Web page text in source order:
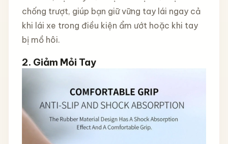
chống trượt, giúp bạn giữ vững tay lái ngay cả
khi lái xe trong điều kiện ẩm ướt hoặc khi tay
bị mồ hôi.
2. Giảm Mỏi Tay